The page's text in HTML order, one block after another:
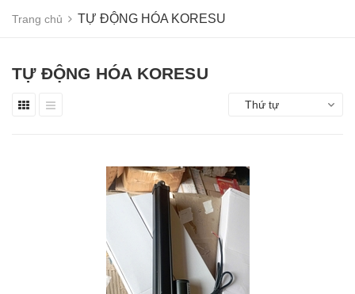
Trang chủ TỰ ĐỘNG HÓA KORESU
TỰ ĐỘNG HÓA KORESU
Thứ tự